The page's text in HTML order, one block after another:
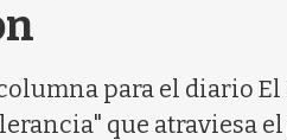
para el diario
que atraviesa el